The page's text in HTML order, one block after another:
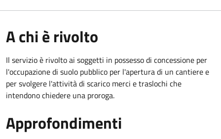
A chi è rivolto
Il servizio è rivolto ai soggetti in possesso di concessione per
l'occupazione di suolo pubblico per l'apertura di un cantiere e
per svolgere l'attività di scarico merci e traslochi che
intendono chiedere una proroga.
Approfondimenti